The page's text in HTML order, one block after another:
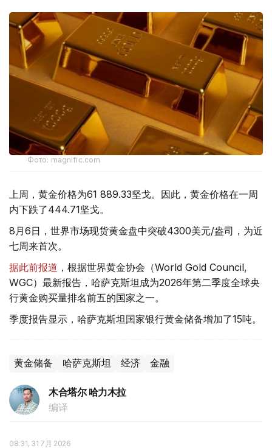
Фото: magnific.com
上周，黄金价格为61 889.33坚戈。因此，黄金价格在一周
内下跌了444.71坚戈。
8月6日，世界市场现货黄金盘中突破4300美元/盎司，为近
七周来首次。
据此前报道 ，根据世界黄金协会（World Gold Council,
WGC）最新报告，哈萨克斯坦成为2026年第二季度全球央
行黄金购买量排名前五的国家之一。
季度报告显示，哈萨克斯坦国家银行黄金储备增加了15吨。
黄金储备 哈萨克斯坦 经济 金融
木合塔尔 哈力木拉
编译
08:31, 31 7月 2026